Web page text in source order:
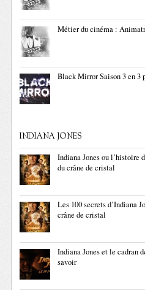
Métier du cinéma :
Black Mirror Saison 3 en 3
INDIANA JONES
Indiana Jones ou l’histoire
du crâne de cristal
Les 100 secrets d’Indiana
crâne de cristal
Indiana Jones et le cadran
savoir